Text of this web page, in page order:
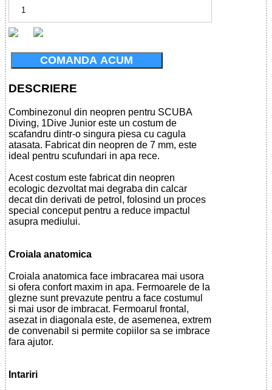
COMANDA ACUM
DESCRIERE
Combinezonul din neopren pentru SCUBA
Diving, 1Dive Junior este un costum de
scafandru dintr-o singura piesa cu cagula
atasata. Fabricat din neopren de 7 mm, este
ideal pentru scufundari in apa rece.
Acest costum este fabricat din neopren
ecologic dezvoltat mai degraba din calcar
decat din derivati de petrol, folosind un proces
special conceput pentru a reduce impactul
asupra mediului.
Croiala anatomica
Croiala anatomica face imbracarea mai usora
si ofera confort maxim in apa. Fermoarele de la
glezne sunt prevazute pentru a face costumul
si mai usor de imbracat. Fermoarul frontal,
asezat in diagonala este, de asemenea, extrem
de convenabil si permite copiilor sa se imbrace
fara ajutor.
Intariri